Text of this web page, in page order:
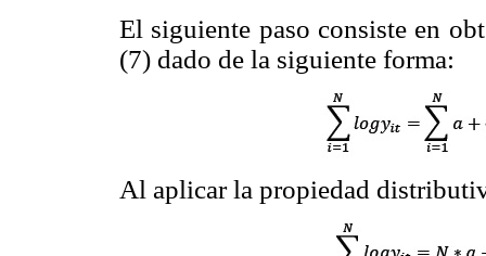
El siguiente paso consiste en
(7) dado de la siguiente forma:
Al aplicar la propiedad